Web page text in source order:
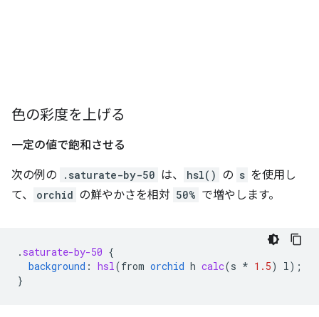
色の彩度を上げる
一定の値で飽和させる
次の例の .saturate-by-50 は、 hsl() の s を使用し
て、
orchid の鮮やかさを相対 50% で増やします。
. saturate-by-50 {
background : hsl (from orchid h calc(s * 1.5) l );
}